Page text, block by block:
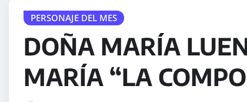
PERSONAJE DEL MES
DOÑA MARÍA
MARÍA “LA